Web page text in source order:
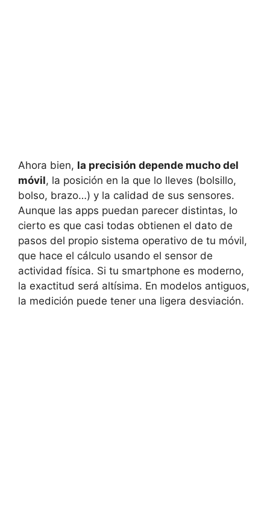
Ahora bien, la precisión depende mucho del
móvil, la posición en la que lo lleves (bolsillo,
bolso, brazo…) y la calidad de sus sensores.
Aunque las apps puedan parecer distintas, lo
cierto es que casi todas obtienen el dato de
pasos del propio sistema operativo de tu móvil,
que hace el cálculo usando el sensor de
actividad física. Si tu smartphone es moderno,
la exactitud será altísima. En modelos antiguos,
la medición puede tener una ligera desviación.